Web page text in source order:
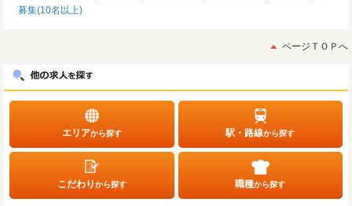
募集(10名以上)
ページＴＯＰへ
エリアから探す 駅・路線から探す
こだわりから探す 職種から探す